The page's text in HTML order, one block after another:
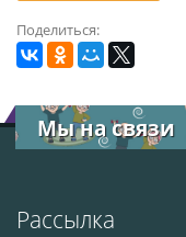
Поделиться:
Мы на связи
Рассылка